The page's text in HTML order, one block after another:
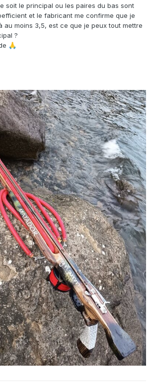
soit le principal ou les paires du bas sont
et le fabricant me confirme que je
au moins 3,5, est ce que je peux tout mettre
?
🙏